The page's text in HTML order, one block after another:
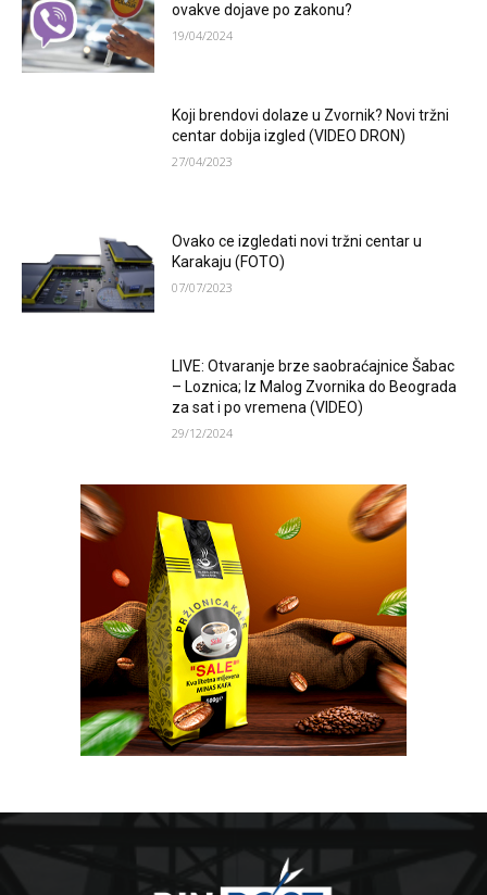
ovakve dojave po zakonu?
19/04/2024
Koji brendovi dolaze u Zvornik? Novi tržni
centar dobija izgled (VIDEO DRON)
27/04/2023
Ovako ce izgledati novi tržni centar u
Karakaju (FOTO)
07/07/2023
LIVE: Otvaranje brze saobraćajnice Šabac
– Loznica; Iz Malog Zvornika do Beograda
za sat i po vremena (VIDEO)
29/12/2024